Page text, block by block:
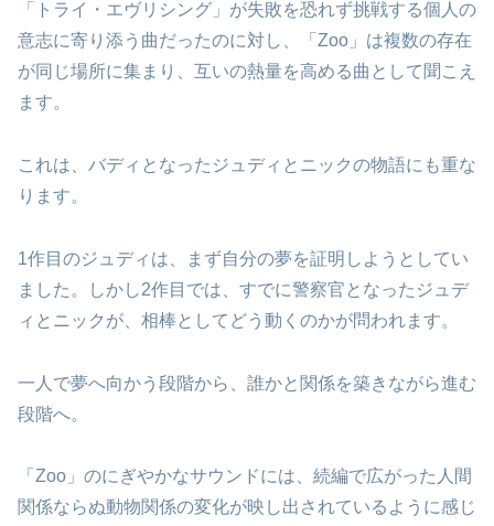
「トライ・エヴリシング」が失敗を恐れず挑戦する個人の
意志に寄り添う曲だったのに対し、「Zoo」は複数の存在
が同じ場所に集まり、互いの熱量を高める曲として聞こえ
ます。
これは、バディとなったジュディとニックの物語にも重な
ります。
1作目のジュディは、まず自分の夢を証明しようとしてい
ました。しかし2作目では、すでに警察官となったジュデ
ィとニックが、相棒としてどう動くのかが問われます。
一人で夢へ向かう段階から、誰かと関係を築きながら進む
段階へ。
「Zoo」のにぎやかなサウンドには、続編で広がった人間
関係ならぬ動物関係の変化が映し出されているように感じ